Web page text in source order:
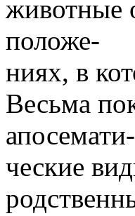
животные
положе-
ниях, в
Весьма
апосемати-
ческие